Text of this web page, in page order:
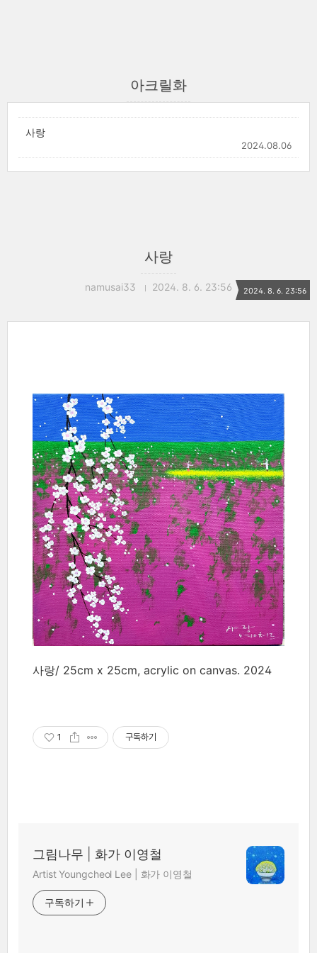
아크릴화
사랑
2024.08.06
사랑
namusai33 2024. 8. 6. 23:56 2024. 8. 6. 23:56
사랑/ 25cm x 25cm, acrylic on canvas. 2024
1 구독하기
그림나무 | 화가 이영철
Artist Youngcheol Lee | 화가 이영철
구독하기